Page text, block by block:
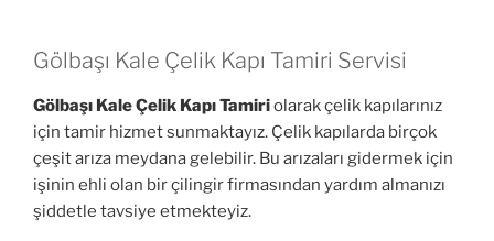
Gölbaşı Kale Çelik Kapı Tamiri Servisi
Gölbaşı Kale Çelik Kapı Tamiriolarak çelik kapılarınız
için tamir hizmet sunmaktayız. Çelik kapılarda birçok
çeşit arıza meydana gelebilir. Bu arızaları gidermek için
işinin ehli olan bir çilingir firmasından yardım almanızı
şiddetle tavsiye etmekteyiz.